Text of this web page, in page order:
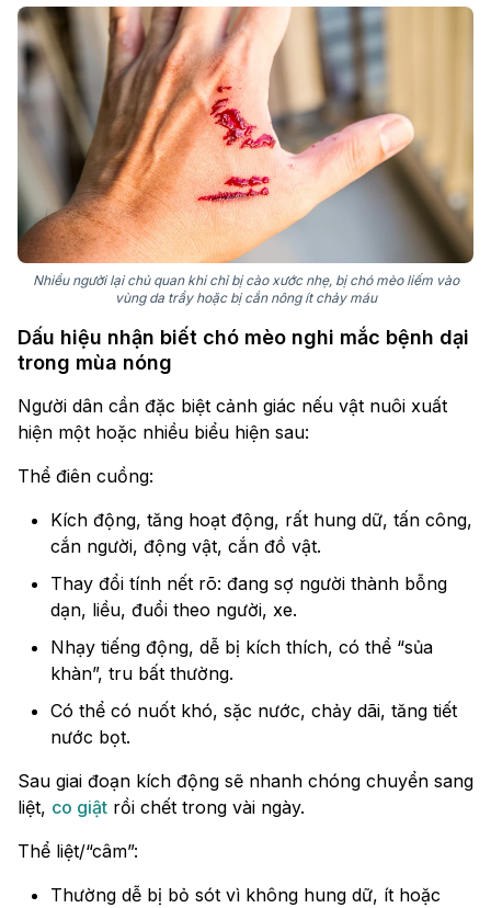
Nhiều người lại chủ quan khi chỉ bị cào xước nhẹ, bị chó mèo liếm vào
vùng da trầy hoặc bị cắn nông ít chảy máu
Dấu hiệu nhận biết chó mèo nghi mắc bệnh dại
trong mùa nóng
Người dân cần đặc biệt cảnh giác nếu vật nuôi xuất
hiện một hoặc nhiều biểu hiện sau:
Thể điên cuồng:
Kích động, tăng hoạt động, rất hung dữ, tấn công,
cắn người, động vật, cắn đồ vật.
Thay đổi tính nết rõ: đang sợ người thành bỗng
dạn, liều, đuổi theo người, xe.
Nhạy tiếng động, dễ bị kích thích, có thể “sủa
khàn”, tru bất thường.
Có thể có nuốt khó, sặc nước, chảy dãi, tăng tiết
nước bọt.
Sau giai đoạn kích động sẽ nhanh chóng chuyển sang
liệt, co giật rồi chết trong vài ngày.
Thể liệt/“câm”:
Thường dễ bị bỏ sót vì không hung dữ, ít hoặc